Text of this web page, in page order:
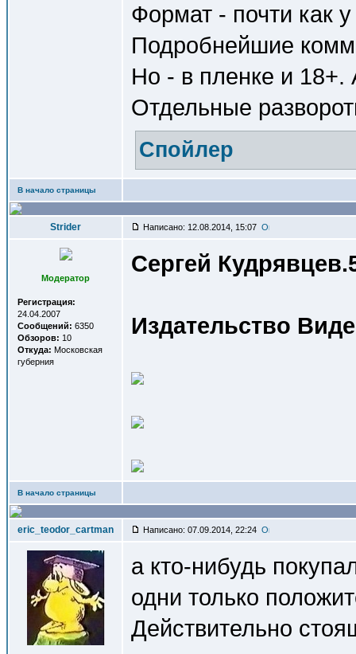
Формат - почти как
Подробнейшие
Но - в пленке и 18+.
Отдельные
Спойлер
В начало страницы
Strider Написано: 12.08.2014, 15:07
Модератор
Регистрация:
24.04.2007
Сообщений: 6350
Обзоров: 10
Откуда: Московская
губерния
Сергей
Издательство
В начало страницы
eric_teodor_cartman Написано: 07.09.2014, 22:24
а кто-нибудь
одни только
Действительно